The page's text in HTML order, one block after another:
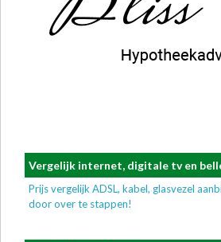
Vergelijk internet, digitale tv en
Prijs vergelijk ADSL, kabel, glasvezel
door over te stappen!